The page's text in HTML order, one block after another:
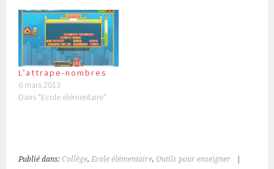
L’attrape-nombres
6 mars 2013
Dans "Ecole élémentaire"
Publié dans:Collège,Ecole élémentaire,Outils pour enseigner